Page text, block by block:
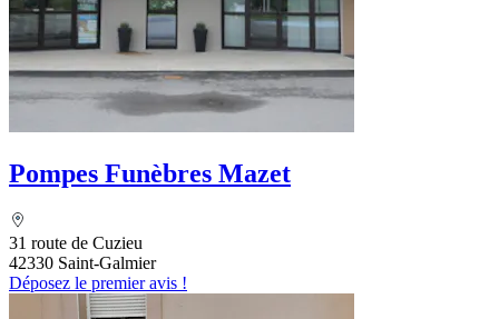
Pompes Funèbres Mazet
31 route de Cuzieu
42330 Saint-Galmier
Déposez le premier avis !